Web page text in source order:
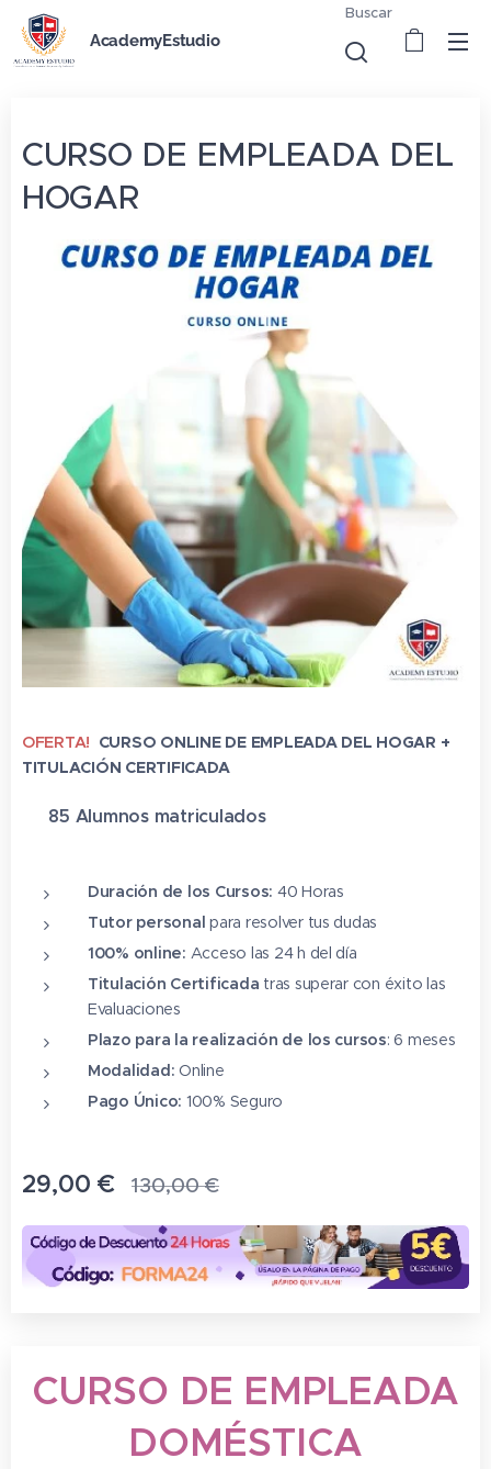
AcademyEstudio
Buscar
CURSO DE EMPLEADA DEL
HOGAR
OFERTA! CURSO ONLINE DE EMPLEADA DEL HOGAR +
TITULACIÓN CERTIFICADA
✔ 85 Alumnos matriculados
Duración de los Cursos: 40 Horas
Tutor personalpara resolver tus dudas
100% online: Acceso las 24 h del día
Titulación Certificada tras superar con éxito las
Evaluaciones
Plazo para la realización de los cursos: 6 meses
Modalidad: Online
Pago Único: 100% Seguro
29,00 € 130,00€
CURSO DE EMPLEADA
DOMÉSTICA